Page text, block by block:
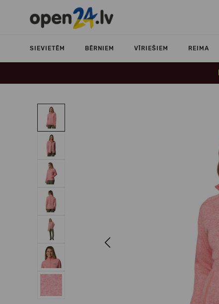
SIEVIETĒM BĒRNIEM VĪRIEŠIEM REIMA